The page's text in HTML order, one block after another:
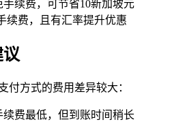
手续费，可节省10新加坡元
续费，且有汇率提升优惠
付方式的费用差异较大：
续费最低，但到账时间稍长